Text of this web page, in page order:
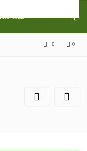
oraz
0